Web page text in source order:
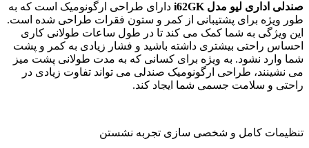
صندلی اداری لیو مدل i62GK
دارای طراحی ارگونومیک است که به
طور ویژه برای پشتیبانی از کمر و ستون فقرات طراحی شده است.
این ویژگی به شما کمک می کند تا در طول ساعات طولانی کاری
احساس راحتی بیشتری داشته باشید و فشار زیادی به کمر و پشت
شما وارد نشود. به ویژه برای کسانی که به مدت طولانی پشت میز
می نشینند، طراحی ارگونومیک صندلی می تواند تفاوت زیادی در
راحتی و سلامت جسمی شما ایجاد کند.
تنظیمات کامل و شخصی سازی تجربه نشستن